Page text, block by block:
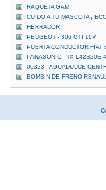
RAQUETA GAM
CUIDO A TU MASCOTA ¡
HERRADOR
PEUGEOT - 306 GTI 16V
PUERTA CONDUCTOR FIAT
PANASONIC - TX-L42S20E 4
00323 - AGUADULCE-
BOMBIN DE FRENO